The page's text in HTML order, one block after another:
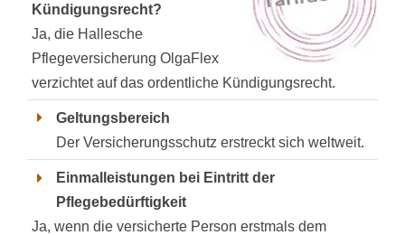
Kündigungsrecht?
Ja, die Hallesche
Pflegeversicherung OlgaFlex
verzichtet auf das ordentliche Kündigungsrecht.
Geltungsbereich
Der Versicherungsschutz erstreckt sich weltweit.
Einmalleistungen bei Eintritt der
Pflegebedürftigkeit
Ja, wenn die versicherte Person erstmals dem